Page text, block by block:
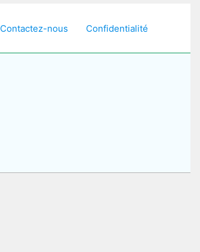
Contactez-nous Confidentialité